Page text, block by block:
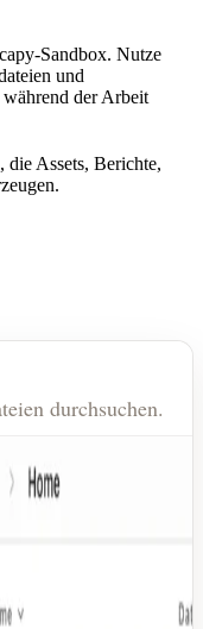
Sandbox. Nutze
und
der Arbeit
die Assets, Berichte,
durchsuchen.